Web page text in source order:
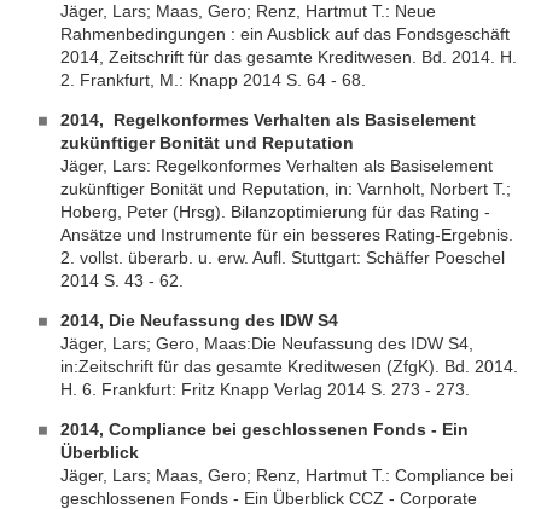
Jäger, Lars; Maas, Gero; Renz, Hartmut T.: Neue
Rahmenbedingungen : ein Ausblick auf das Fondsgeschäft
2014, Zeitschrift für das gesamte Kreditwesen. Bd. 2014. H.
2. Frankfurt, M.: Knapp 2014 S. 64 - 68.
2014, Regelkonformes Verhalten als Basiselement
zukünftiger Bonität und Reputation
Jäger, Lars: Regelkonformes Verhalten als Basiselement
zukünftiger Bonität und Reputation, in: Varnholt, Norbert T.;
Hoberg, Peter (Hrsg). Bilanzoptimierung für das Rating -
Ansätze und Instrumente für ein besseres Rating-Ergebnis.
2. vollst. überarb. u. erw. Aufl. Stuttgart: Schäffer Poeschel
2014 S. 43 - 62.
2014, Die Neufassung des IDW S4
Jäger, Lars; Gero, Maas:Die Neufassung des IDW S4,
in:Zeitschrift für das gesamte Kreditwesen (ZfgK). Bd. 2014.
H. 6. Frankfurt: Fritz Knapp Verlag 2014 S. 273 - 273.
2014, Compliance bei geschlossenen Fonds - Ein
Überblick
Jäger, Lars; Maas, Gero; Renz, Hartmut T.: Compliance bei
geschlossenen Fonds - Ein Überblick CCZ - Corporate